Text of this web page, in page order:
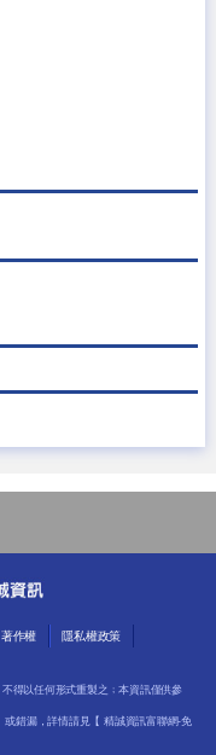
著作權
隱私權政策
得以任何形式重製之﹔本資訊僅供參
或錯漏，詳情請見【 精誠資訊富聯網-免